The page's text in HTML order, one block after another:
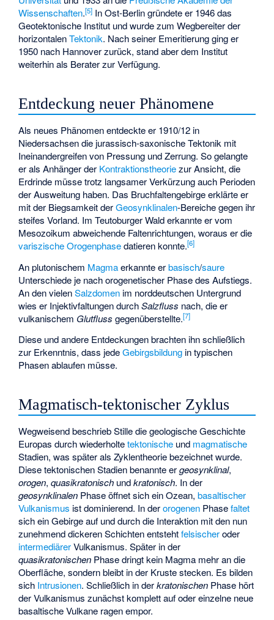
Wissenschaften.[5] In Ost-Berlin gründete er 1946 das
Geotektonische Institut und wurde zum Wegbereiter der
horizontalenTektonik. Nach seiner Emeritierung ging er
1950 nach Hannover zurück, stand aber dem Institut
weiterhin als Berater zur Verfügung.
Entdeckung neuer Phänomene
Als neues Phänomen entdeckte er 1910/12 in
Niedersachsen die jurassisch-saxonische Tektonik mit
Ineinandergreifen von Pressung und Zerrung. So gelangte
er als Anhänger der Kontraktionstheoriezur Ansicht, die
Erdrinde müsse trotz langsamer Verkürzung auch Perioden
der Ausweitung haben. Das Bruchfaltengebirgeerklärte er
mit der Biegsamkeit derGeosynklinalen-Bereiche gegen ihr
steifes Vorland. Im Teutoburger Wald erkannte er vom
Mesozoikum abweichende Faltenrichtungen, woraus er die
variszische Orogenphasedatieren konnte.[6]
An plutonischem Magmaerkannte erbasisch/saure
Unterschiede je nach orogenetischer Phase des Aufstiegs.
An den vielenSalzdomen im norddeutschen Untergrund
wies er InjektivfaltungendurchSalzfluss nach, die er
vulkanischem Glutfluss gegenüberstellte.[7]
Diese und andere Entdeckungen brachten ihn schließlich
zur Erkenntnis, dass jedeGebirgsbildung in typischen
Phasen ablaufen müsse.
Magmatisch-tektonischer Zyklus
Wegweisend beschrieb Stille die geologische Geschichte
Europas durch wiederholtetektonische und magmatische
Stadien, was später alsZyklentheoriebezeichnet wurde.
Diese tektonischen Stadien benannte ergeosynklinal,
orogen,quasikratonisch undkratonisch. In der
geosynklinalen Phase öffnet sich ein Ozean,basaltischer
Vulkanismus ist dominierend. In derorogenen Phasefaltet
sich ein Gebirge auf und durch die Interaktion mit den nun
zunehmend dickeren Schichten entstehtfelsischeroder
intermediärerVulkanismus. Später in der
quasikratonischen Phase dringt kein Magma mehr an die
Oberfläche, sondern bleibt in der Kruste stecken. Es bilden
sich Intrusionen. Schließlich in derkratonischen Phase hört
der Vulkanismus zunächst komplett auf oder einzelne neue
basaltische Vulkane ragen empor.